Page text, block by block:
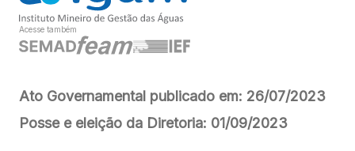
Acesse também
Ato Governamental publicado em: 26/07/2023
Posse e eleição da Diretoria: 01/09/2023